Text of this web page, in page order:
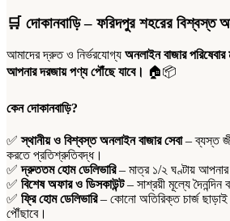
🛒 দোকানবাড়ি – ফরিদপুর শহরের বিশ্বস্ত
আমাদের দ্রুত ও নির্ভরযোগ্য অনলাইন বাজার
আপনার দরজায় পণ্য পৌঁছে যাবে। 🏠📦
কেন দোকানবাড়ি?
✅স্থানীয় ও বিশ্বস্ত অনলাইন বাজার সেবা– ব্যস্ত
করতে প্রতিশ্রুতিবদ্ধ।
✅দ্রুততম হোম ডেলিভারি– মাত্র ১/২ ঘণ্টায়
✅ বিশেষ অফার ও ডিসকাউন্ট– সাশ্রয়ী মূল্যে দৈনন্দিন
✅ ফ্রি হোম ডেলিভারি– কোনো অতিরিক্ত চার্জ ছাড়াই
পৌঁছাবে।